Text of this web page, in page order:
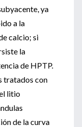
ya
a la
calcio; si
la
de HPTP.
tratados con
litio
de la curva